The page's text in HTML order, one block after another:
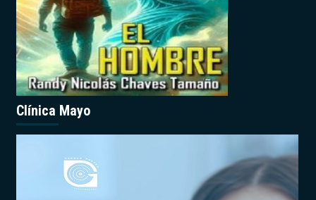
Clínica Mayo